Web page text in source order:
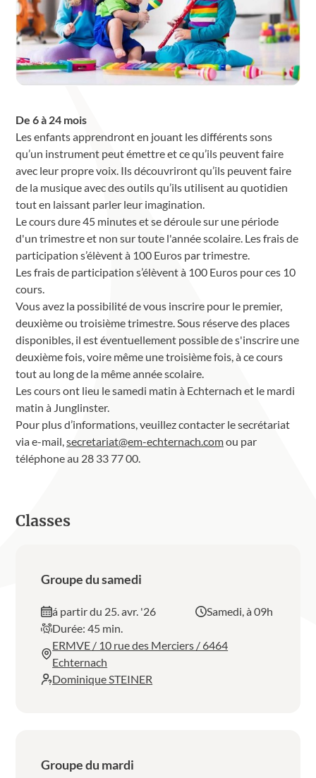
De 6 à 24 mois
Les enfants apprendront en jouant les différents sons
qu’un instrument peut émettre et ce qu’ils peuvent faire
avec leur propre voix. Ils découvriront qu’ils peuvent faire
de la musique avec des outils qu’ils utilisent au quotidien
tout en laissant parler leur imagination.
Le cours dure 45 minutes et se déroule sur une période
d'un trimestre et non sur toute l'année scolaire. Les frais de
participation s’élèvent à 100 Euros par trimestre.
Les frais de participation s’élèvent à 100 Euros pour ces 10
cours.
Vous avez la possibilité de vous inscrire pour le premier,
deuxième ou troisième trimestre. Sous réserve des places
disponibles, il est éventuellement possible de s'inscrire une
deuxième fois, voire même une troisième fois, à ce cours
tout au long de la même année scolaire.
Les cours ont lieu le samedi matin à Echternach et le mardi
matin à Junglinster.
Pour plus d’informations, veuillez contacter le secrétariat
via e-mail,secretariat@em-echternach.comou par
téléphone au 28 33 77 00.
Classes
Groupe du samedi
á partir du 25. avr. '26
Samedi, à 09h
Durée: 45 min.
ERMVE / 10 rue des Merciers / 6464
Echternach
Dominique STEINER
Groupe du mardi